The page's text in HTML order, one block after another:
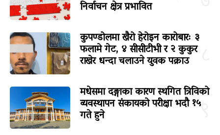
निर्वाचन क्षेत्र प्रभावित
कुपण्डोलमा खैरो हेरोइन कारोबारः ३
फलामे गेट, ४ सीसीटीभी र २ कुकुर
राखेर धन्दा चलाउने युवक पक्राउ
९
मधेसमा दङ्गाका कारण स्थगित त्रिविको
व्यवस्थापन संकायको परीक्षा भदौ १५
गते हुने